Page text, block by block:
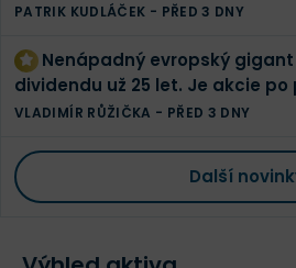
PATRIK KUDLÁČEK - PŘED 3 DNY
Nenápadný evropský gigant
dividendu už 25 let. Je akcie
konečně levná?
VLADIMÍR RŮŽIČKA - PŘED 3 DNY
Další